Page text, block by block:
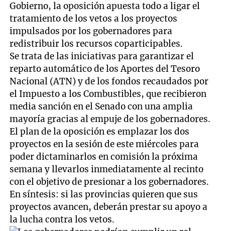
Gobierno, la oposición apuesta todo a ligar el
tratamiento de los vetos a los proyectos
impulsados por los gobernadores para
redistribuir los recursos coparticipables.
Se trata de las iniciativas para garantizar el
reparto automático de los Aportes del Tesoro
Nacional (ATN) y de los fondos recaudados por
el Impuesto a los Combustibles, que recibieron
media sanción en el Senado con una amplia
mayoría gracias al empuje de los gobernadores.
El plan de la oposición es emplazar los dos
proyectos en la sesión de este miércoles para
poder dictaminarlos en comisión la próxima
semana y llevarlos inmediatamente al recinto
con el objetivo de presionar a los gobernadores.
En síntesis: si las provincias quieren que sus
proyectos avancen, deberán prestar su apoyo a
la lucha contra los vetos.